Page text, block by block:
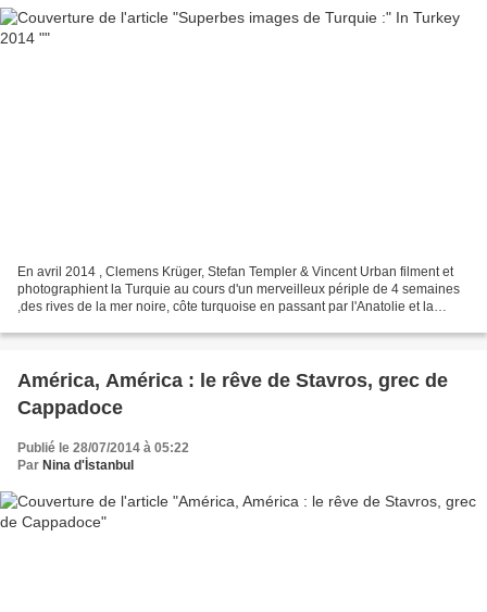
En avril 2014 , Clemens Krüger, Stefan Templer & Vincent Urban filment et
photographient la Turquie au cours d'un merveilleux périple de 4 semaines
,des rives de la mer noire, côte turquoise en passant par l'Anatolie et la
América, América : le rêve de Stavros, grec de
Cappadoce
Publié le 28/07/2014 à 05:22
Par Nina d'İstanbul